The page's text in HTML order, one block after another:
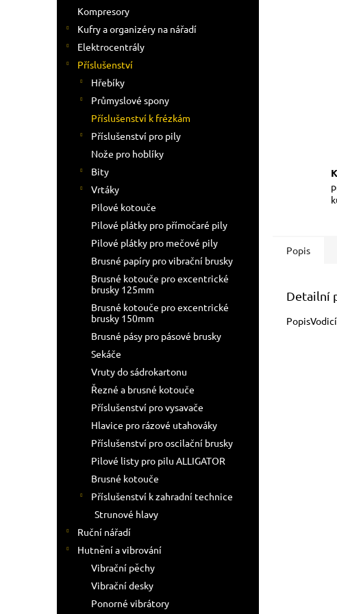
Kompresory
Kufry a organizéry na nářadí
Elektrocentrály
Příslušenství
Hřebíky
Průmyslové spony
Příslušenství k frézkám
Příslušenství pro pily
Nože pro hoblíky
Bity
Vrtáky
Pilové kotouče
Pilové plátky pro přímočaré pily
Pilové plátky pro mečové pily
Brusné papíry pro vibrační brusky
Brusné kotouče pro excentrické
brusky 125mm
Brusné kotouče pro excentrické
brusky 150mm
Brusné pásy pro pásové brusky
Sekáče
Vruty do sádrokartonu
Řezné a brusné kotouče
Příslušenství pro vysavače
Hlavice pro rázové utahováky
Příslušenství pro oscilační brusky
Pilové listy pro pilu ALLIGATOR
Brusné kotouče
Příslušenství k zahradní technice
Strunové hlavy
Ruční nářadí
Hutnění a vibrování
Vibrační pěchy
Vibrační desky
Ponorné vibrátory
Popis
Detailní
Popis